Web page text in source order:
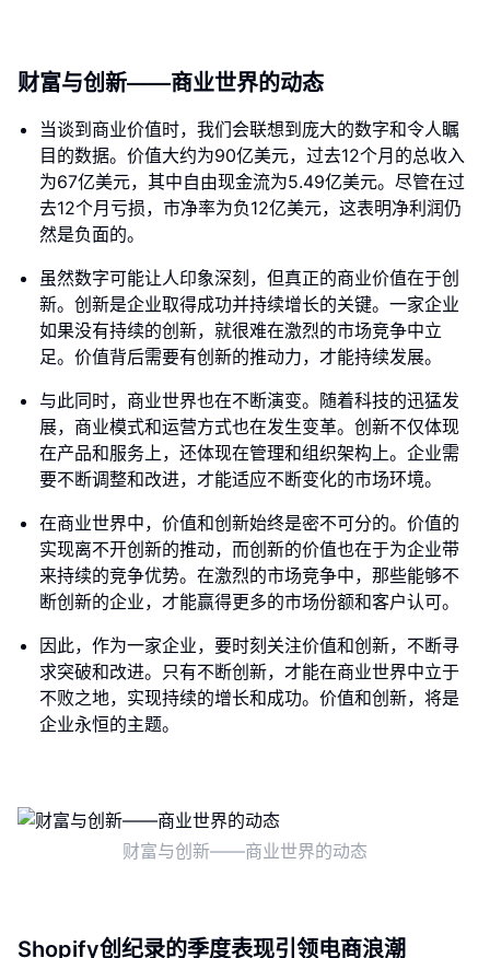
财富与创新——商业世界的动态
当谈到商业价值时，我们会联想到庞大的数字和令人瞩
目的数据。价值大约为90亿美元，过去12个月的总收入
为67亿美元，其中自由现金流为5.49亿美元。尽管在过
去12个月亏损，市净率为负12亿美元，这表明净利润仍
然是负面的。
虽然数字可能让人印象深刻，但真正的商业价值在于创
新。创新是企业取得成功并持续增长的关键。一家企业
如果没有持续的创新，就很难在激烈的市场竞争中立
足。价值背后需要有创新的推动力，才能持续发展。
与此同时，商业世界也在不断演变。随着科技的迅猛发
展，商业模式和运营方式也在发生变革。创新不仅体现
在产品和服务上，还体现在管理和组织架构上。企业需
要不断调整和改进，才能适应不断变化的市场环境。
在商业世界中，价值和创新始终是密不可分的。价值的
实现离不开创新的推动，而创新的价值也在于为企业带
来持续的竞争优势。在激烈的市场竞争中，那些能够不
断创新的企业，才能赢得更多的市场份额和客户认可。
因此，作为一家企业，要时刻关注价值和创新，不断寻
求突破和改进。只有不断创新，才能在商业世界中立于
不败之地，实现持续的增长和成功。价值和创新，将是
企业永恒的主题。
财富与创新——商业世界的动态
Shopify创纪录的季度表现引领电商浪潮